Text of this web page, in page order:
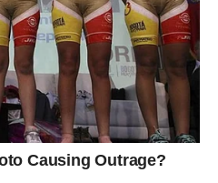
drugih. Diskrecija je ključ za
odnosu.
da je važno ne donositi nagle
donijeti brze rezultate, one
zaključaka. Mudri ljudi uzimaju
prije nego što donesu